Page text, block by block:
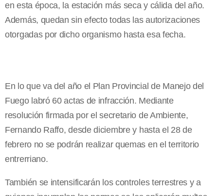
en esta época, la estación más seca y cálida del año.
Además, quedan sin efecto todas las autorizaciones
otorgadas por dicho organismo hasta esa fecha.
En lo que va del año el Plan Provincial de Manejo del
Fuego labró 60 actas de infracción. Mediante
resolución firmada por el secretario de Ambiente,
Fernando Raffo, desde diciembre y hasta el 28 de
febrero no se podrán realizar quemas en el territorio
entrerriano.
También se intensificarán los controles terrestres y a